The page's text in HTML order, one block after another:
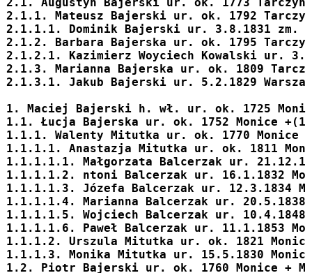
2.1.1. Mateusz Bajerski ur. ok. 1792
2.1.1.1. Dominik Bajerski ur. 3.8.1831 zm.
2.1.2. Barbara Bajerska ur. ok. 1795
2.1.2.1. Kazimierz Woyciech Kowalski ur.
2.1.3. Marianna Bajerska ur. ok. 1809
2.1.3.1. Jakub Bajerski ur. 5.2.1829
1. Maciej
Bajerski h. wł. ur. ok. 1725
1.1. Łucja Bajerska ur. ok. 1752 Monice
1.1.1. Walenty Mitutka ur. ok. 1770 Monice
1.1.1.1. Anastazja Mitutka ur. ok. 1811
1.1.1.1.1. Małgorzata Balcerzak ur.
1.1.1.1.2. ntoni Balcerzak ur. 16.1.1832
1.1.1.1.3. Józefa Balcerzak ur. 12.3.1834
1.1.1.1.4. Marianna Balcerzak ur. 20.5.1838
1.1.1.1.5. Wojciech Balcerzak ur. 10.4.1848
1.1.1.1.6. Paweł Balcerzak ur. 11.1.1853
1.1.1.2. Urszula Mitutka ur. ok. 1821
1.1.1.3. Monika Mitutka ur. 15.5.1830
1.2. Piotr Bajerski ur. ok. 1760 Monice +